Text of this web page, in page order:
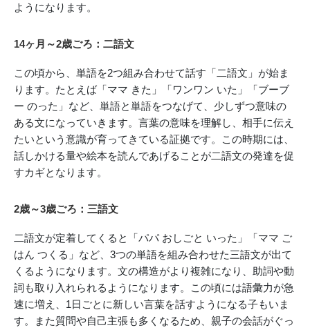
ようになります。
14ヶ月～2歳ごろ：二語文
この頃から、単語を2つ組み合わせて話す「二語文」が始ま
ります。たとえば「ママ きた」「ワンワン いた」「ブーブ
ー のった」など、単語と単語をつなげて、少しずつ意味の
ある文になっていきます。言葉の意味を理解し、相手に伝え
たいという意識が育ってきている証拠です。この時期には、
話しかける量や絵本を読んであげることが二語文の発達を促
すカギとなります。
2歳～3歳ごろ：三語文
二語文が定着してくると「パパ おしごと いった」「ママ ご
はん つくる」など、3つの単語を組み合わせた三語文が出て
くるようになります。文の構造がより複雑になり、助詞や動
詞も取り入れられるようになります。この頃には語彙力が急
速に増え、1日ごとに新しい言葉を話すようになる子もいま
す。また質問や自己主張も多くなるため、親子の会話がぐっ